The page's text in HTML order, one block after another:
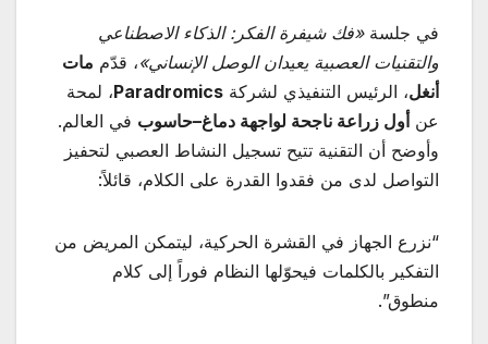
في جلسة«فك شيفرة الفكر: الذكاء الاصطناعي
والتقنيات العصبية يعيدان الوصل الإنساني»، قدّم مات
أنغل، الرئيس التنفيذي لشركة Paradromics، لمحة
عنأول زراعة ناجحة لواجهة دماغ–حاسوب في العالم.
وأوضح أن التقنية تتيح تسجيل النشاط العصبي لتحفيز
التواصل لدى من فقدوا القدرة على الكلام، قائلاً:
“نزرع الجهاز في القشرة الحركية، ليتمكن المريض من
التفكير بالكلمات فيحوّلها النظام فوراً إلى كلام
منطوق”.